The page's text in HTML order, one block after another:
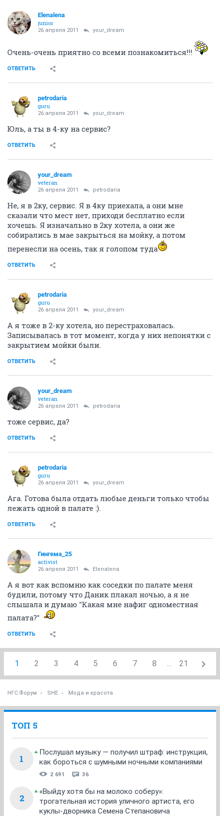
Elenalena
junior
26 апреля 2011 your_dream
Очень-очень приятно со всеми познакомиться!!!
ОТВЕТИТЬ
petrodaria
guru
26 апреля 2011 your_dream
Юль, а ты в 4-ку на сервис?
ОТВЕТИТЬ
your_dream
veteran
26 апреля 2011 petrodaria
Не, я в 2ку, сервис. Я в 4ку приехала, а они мне
сказали что мест нет, приходи бесплатно если
хочешь. Я изначально в 2ку хотела, а они же
собирались в мае закрыться на мойку, а потом
перенесли на осень, так я голопом туда
ОТВЕТИТЬ
petrodaria
guru
26 апреля 2011 your_dream
А я тоже в 2-ку хотела, но перестраховалась.
Записывалась в тот момент, когда у них непонятки с
закрытием мойки были.
ОТВЕТИТЬ
your_dream
veteran
26 апреля 2011 petrodaria
тоже сервис, да?
ОТВЕТИТЬ
petrodaria
guru
26 апреля 2011 your_dream
Ага. Готова была отдать любые деньги только чтобы
лежать одной в палате :).
ОТВЕТИТЬ
Гингема_25
activist
26 апреля 2011 Elenalena
А я вот как вспомню как соседки по палате меня
будили, потому что Даник плакал ночью, а я не
слышала и думаю "Какая мне нафиг одноместная
палата?"
ОТВЕТИТЬ
1 2 3 4 5 6 7 8 ... 21
НГС.Форум SHE Мода и красота
ТОП 5
1
Послушал музыку — получил штраф: инструкция,
как бороться с шумными ночными компаниями
2 691 36
2
«Выйду хотя бы на молоко соберу»:
трогательная история уличного артиста, его
куклы-дворника Семена Степановича